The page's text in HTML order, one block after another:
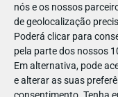
nós e os nossos
de geolocalização
Poderá clicar para
pela parte dos nossos
Em alternativa, pode
e alterar as suas
PARA BEBÉS